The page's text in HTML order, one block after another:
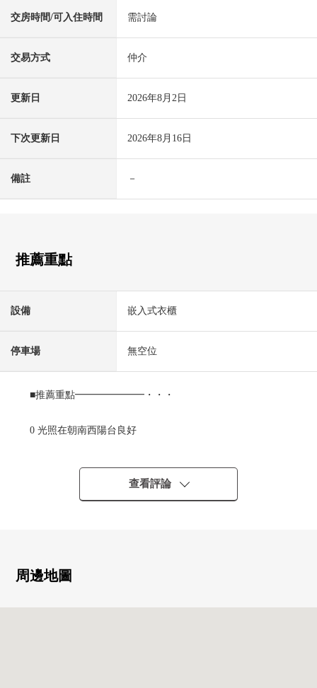
交房時間/可入住時間 需討論
交易方式 仲介
更新日 2026年8月2日
下次更新日 2026年8月16日
備註 －
推薦重點
設備 嵌入式衣櫃
停車場 無空位
■推薦重點━━━━━━━・・・
0 光照在朝南西陽台良好
0 約25.2張塌塌米寬敞的LDK
0 可飼養寵物(出自規章的限制有)
0 嵌入燈設置
查看評論
周邊地圖